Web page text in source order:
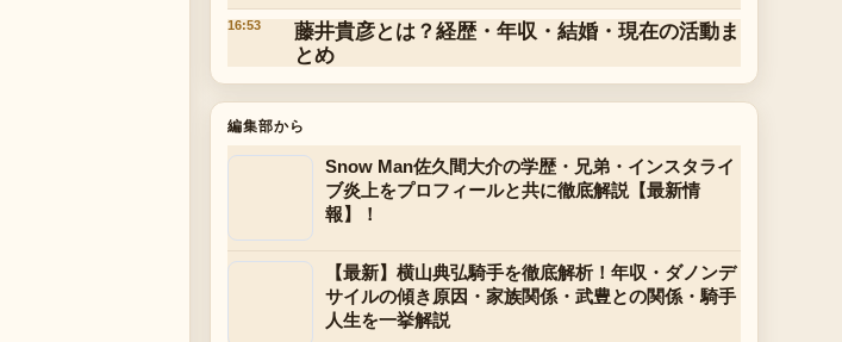
16:53
藤井貴彦とは？経歴・年収・結婚・現在の活動ま
とめ
編集部から
Snow Man佐久間大介の学歴・兄弟・インスタライ
ブ炎上をプロフィールと共に徹底解説【最新情
報】！
【最新】横山典弘騎手を徹底解析！年収・ダノンデ
サイルの傾き原因・家族関係・武豊との関係・騎手
人生を一挙解説